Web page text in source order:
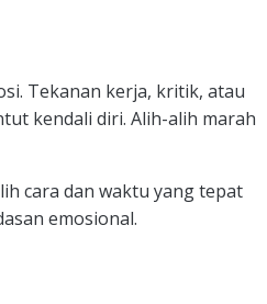
Tekanan kerja, kritik, atau
kendali diri. Alih-alih marah
cara dan waktu yang tepat
emosional.